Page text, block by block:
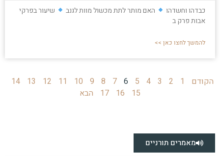
כבדהו וחשדהו האם מותר לתת מכשול מוות לגנב
שיעור בפרקי
אבות פרק ב
להמשך לחצו כאן >>
הקודם 1
2
3
4
5
6
7
8
9
10
11
12
13
14
15
16
17 הבא
מאמרים תורניים